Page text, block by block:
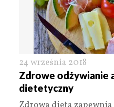
24 września 2018
Zdrowe odżywianie
dietetyczny